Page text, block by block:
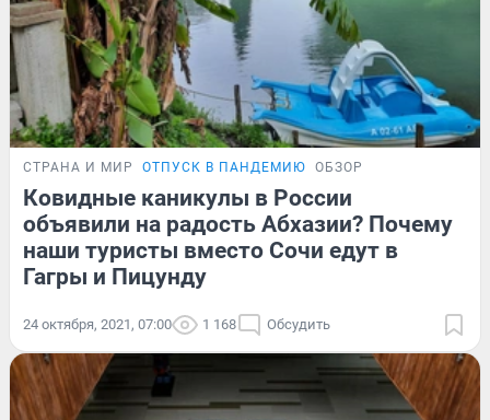
СТРАНА И МИР ОТПУСК В ПАНДЕМИЮ ОБЗОР
Ковидные каникулы в России
объявили на радость Абхазии? Почему
наши туристы вместо Сочи едут в
Гагры и Пицунду
24 октября, 2021, 07:00 1 168 Обсудить